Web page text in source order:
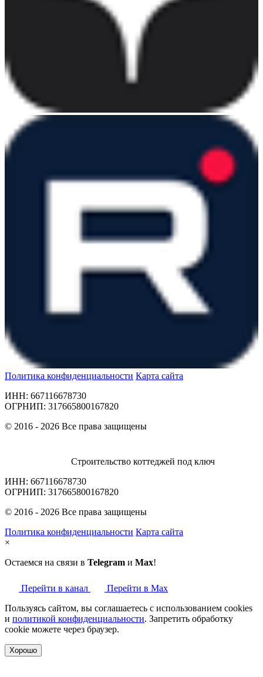
Политика конфиденциальности Карта сайта
ИНН: 667116678730
ОГРНИП: 317665800167820
© 2016 - 2026 Все права защищены
Строительство коттеджей под ключ
ИНН: 667116678730
ОГРНИП: 317665800167820
© 2016 - 2026 Все права защищены
Политика конфиденциальности Карта сайта
×
Остаемся на связи в Telegram и Max!
Перейти в канал
Перейти в Max
Пользуясь сайтом, вы соглашаетесь с использованием cookies
и политикой конфиденциальности. Запретить обработку
cookie можете через браузер.
Хорошо